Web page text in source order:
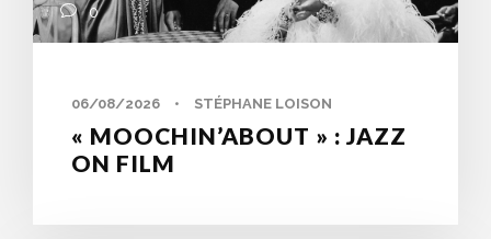
0
06/08/2026 • STÉPHANE LOISON
« MOOCHIN’ABOUT » : JAZZ
ON FILM